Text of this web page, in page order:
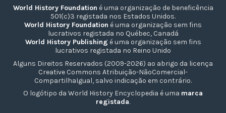
World History Foundation é uma organização de beneficência
501(c)3 registada nos Estados Unidos.
World History Foundation é uma organização sem fins
lucrativos registada no Québec, Canadá
World History Publishing é uma organização sem fins
lucrativos registada no Reino Unido
Alguns Direitos Reservados (2009-2026) ao abrigo da licença
Creative Commons Atribuição-NãoComercial-
CompartilhaIgual, salvo indicação em contrário.
O logótipo da World History Encyclopedia é uma marca
registada.